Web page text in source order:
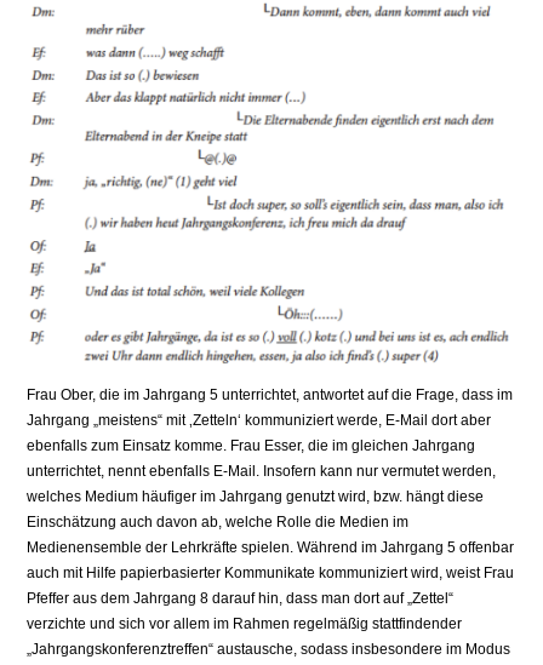
Frau Ober, die im Jahrgang 5 unterrichtet, antwortet auf die Frage, dass im
Jahrgang „meistens“ mit ‚Zetteln‘ kommuniziert werde, E-Mail dort aber
ebenfalls zum Einsatz komme. Frau Esser, die im gleichen Jahrgang
unterrichtet, nennt ebenfalls E-Mail. Insofern kann nur vermutet werden,
welches Medium häufiger im Jahrgang genutzt wird, bzw. hängt diese
Einschätzung auch davon ab, welche Rolle die Medien im
Medienensemble der Lehrkräfte spielen. Während im Jahrgang 5 offenbar
auch mit Hilfe papierbasierter Kommunikate kommuniziert wird, weist Frau
Pfeffer aus dem Jahrgang 8 darauf hin, dass man dort auf „Zettel“
verzichte und sich vor allem im Rahmen regelmäßig stattfindender
„Jahrgangskonferenztreffen“ austausche, sodass insbesondere im Modus